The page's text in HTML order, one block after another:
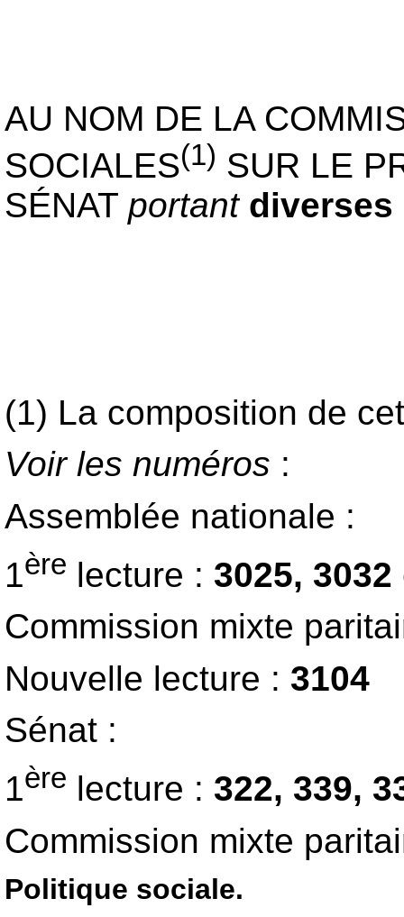
AU NOM DE LA
SOCIALES(1) SUR LE
SÉNAT portant
(1) La composition de
Voir les numéros :
Assemblée nationale :
1ère lecture : 3025, 3032
Commission mixte
Nouvelle lecture : 3104
Sénat :
1ère lecture : 322, 339,
Commission mixte
Politique sociale.